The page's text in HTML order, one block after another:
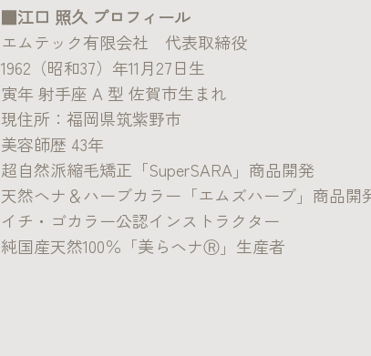
■江口 照久 プロフィール
エムテック有限会社 代表取締役
1962（昭和37）年11月27日生
寅年 射手座 A 型 佐賀市生まれ
現住所：福岡県筑紫野市
美容師歴 43年
超自然派縮毛矯正「SuperSARA」商品開発
天然ヘナ＆ハーブカラー「エムズハーブ」商品開
イチ・ゴカラー公認インストラクター
純国産天然100％「美らヘナⓇ」生産者